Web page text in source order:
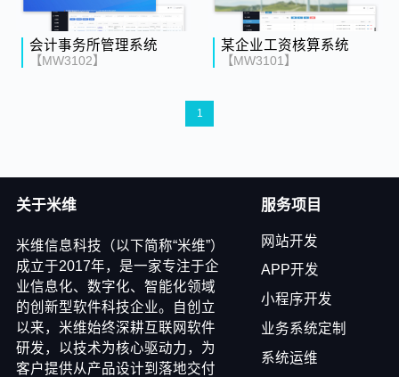
会计事务所管理系统
【MW3102】
某企业工资核算系统
【MW3101】
1
关于米维
米维信息科技（以下简称“米维”）
成立于2017年，是一家专注于企
业信息化、数字化、智能化领域
的创新型软件科技企业。自创立
以来，米维始终深耕互联网软件
研发，以技术为核心驱动力，为
客户提供从产品设计到落地交付
服务项目
网站开发
APP开发
小程序开发
业务系统定制
系统运维